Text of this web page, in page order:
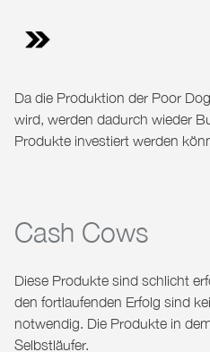
Da die Produktion der Poor
wird, werden dadurch wieder
Produkte investiert werden
Cash Cows
Diese Produkte sind schlicht
den fortlaufenden Erfolg sind
notwendig. Die Produkte in
Selbstläufer.